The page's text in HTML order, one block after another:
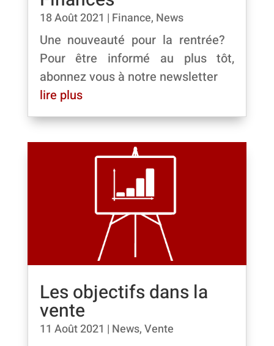
18 Août 2021 | Finance, News
Une nouveauté pour la rentrée?
Pour être informé au plus tôt,
abonnez vous à notre newsletter
lire plus
Les objectifs dans la
vente
11 Août 2021 | News,Vente